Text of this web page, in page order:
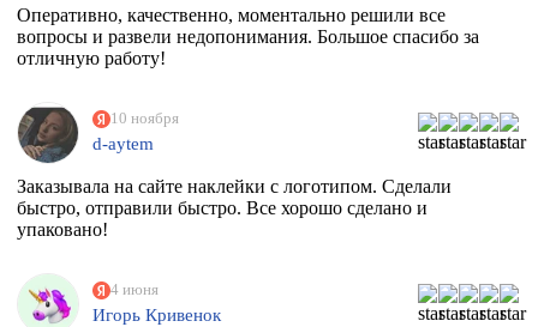
Оперативно, качественно, моментально решили все
вопросы и развели недопонимания. Большое спасибо за
отличную работу!
10 ноября
d-aytem
Заказывала на сайте наклейки с логотипом. Сделали
быстро, отправили быстро. Все хорошо сделано и
упаковано!
4 июня
Игорь Кривенок